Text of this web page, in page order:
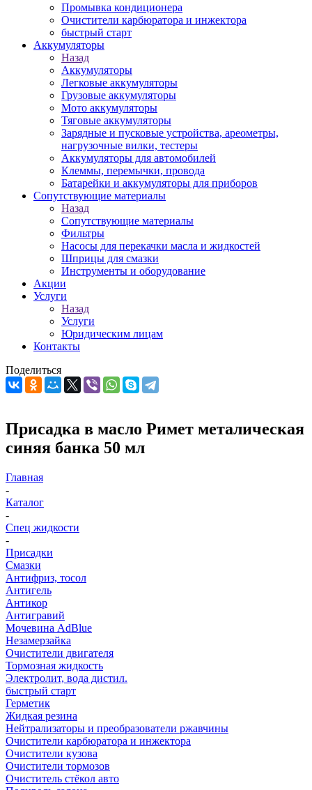
Промывка кондиционера
Очистители карбюратора и инжектора
быстрый старт
Аккумуляторы
Назад
Аккумуляторы
Легковые аккумуляторы
Грузовые аккумуляторы
Мото аккумуляторы
Тяговые аккумуляторы
Зарядные и пусковые устройства, ареометры,
нагрузочные вилки, тестеры
Аккумуляторы для автомобилей
Клеммы, перемычки, провода
Батарейки и аккумуляторы для приборов
Сопутствующие материалы
Назад
Сопутствующие материалы
Фильтры
Насосы для перекачки масла и жидкостей
Шприцы для смазки
Инструменты и оборудование
Акции
Услуги
Назад
Услуги
Юридическим лицам
Контакты
Поделиться
Присадка в масло Римет металическая
синяя банка 50 мл
Главная
-
Каталог
-
Спец жидкости
-
Присадки
Смазки
Антифриз, тосол
Антигель
Антикор
Антигравий
Мочевина AdBlue
Незамерзайка
Очистители двигателя
Тормозная жидкость
Электролит, вода дистил.
быстрый старт
Герметик
Жидкая резина
Нейтрализаторы и преобразователи ржавчины
Очистители карбюратора и инжектора
Очистители кузова
Очистители тормозов
Очиститель стёкол авто